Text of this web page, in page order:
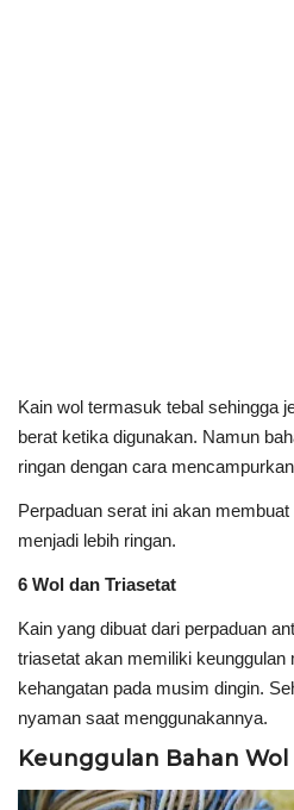
Kain wol termasuk tebal sehingga
berat ketika digunakan. Namun
ringan dengan cara
Perpaduan serat ini akan
menjadi lebih ringan.
6 Wol dan Triasetat
Kain yang dibuat dari perpaduan
triasetat akan memiliki
kehangatan pada musim dingin.
nyaman saat menggunakannya.
Keunggulan Bahan Wol